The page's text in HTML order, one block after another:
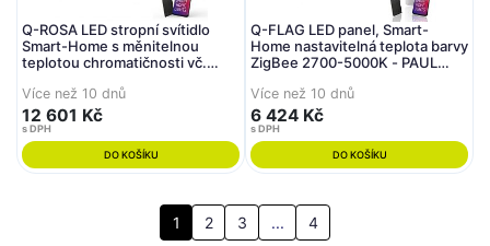
Q-ROSA LED stropní svítidlo
Smart-Home s měnitelnou
teplotou chromatičnosti vč.
ZigBee 2700-5000K - PAUL
NEUHAUS
Více než 10 dnů
12 601 Kč
s DPH
DO KOŠÍKU
Q-FLAG LED panel, Smart-
Home nastavitelná teplota barvy
ZigBee 2700-5000K - PAUL
Více než 10 dnů
6 424 Kč
s DPH
DO KOŠÍKU
1 2 3 ... 4